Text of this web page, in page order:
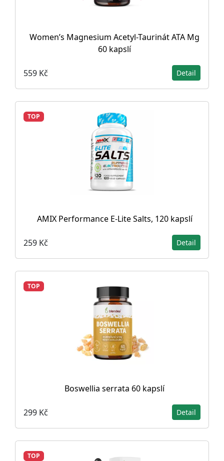
Women’s Magnesium Acetyl-Taurinát ATA Mg
60 kapslí
559 Kč Detail
TOP
AMIX Performance E-Lite Salts, 120 kapslí
259 Kč Detail
TOP
Boswellia serrata 60 kapslí
299 Kč Detail
TOP